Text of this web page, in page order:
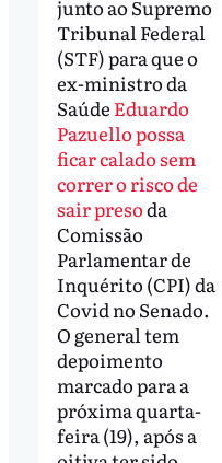
junto ao Supremo
Tribunal Federal
(STF) para que o
ex-ministro da
Saúde Eduardo
Pazuello possa
ficar calado sem
correr o risco de
sair presoda
Comissão
Parlamentar de
Inquérito (CPI) da
Covid no Senado.
O general tem
depoimento
marcado para a
próxima quarta-
feira (19), após a